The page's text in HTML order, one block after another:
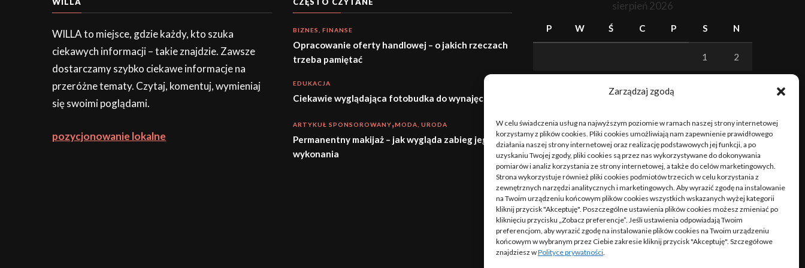
Zarządzaj zgodą
W celu świadczenia usług na najwyższym poziomie w ramach naszej strony internetowej
korzystamy z plików cookies. Pliki cookies umożliwiają nam zapewnienie prawidłowego
działania naszej strony internetowej oraz realizację podstawowych jej funkcji, a po
uzyskaniu Twojej zgody, pliki cookies są przez nas wykorzystywane do dokonywania
pomiarów i analiz korzystania ze strony internetowej, a także do celów marketingowych.
Strona wykorzystuje również pliki cookies podmiotów trzecich w celu korzystania z
zewnętrznych narzędzi analitycznych i marketingowych. Aby wyrazić zgodę na instalowanie
na Twoim urządzeniu końcowym plików cookies wszystkich wskazanych wyżej kategorii
kliknij przycisk "Akceptuję". Poszczególne ustawienia plików cookies możesz zmieniać po
kliknięciu przycisku „Zobacz preferencje”. Jeśli ustawienia odpowiadają Twoim
preferencjom, aby wyrazić zgodę na instalowanie plików cookies na Twoim urządzeniu
końcowym w wybranym przez Ciebie zakresie kliknij przycisk "Akceptuję". Szczegółowe
znajdziesz wPolityce prywatności.
WILLA to miejsce, gdzie każdy, kto szuka
ciekawych informacji – takie znajdzie. Zawsze
dostarczamy szybko ciekawe informacje na
przeróżne tematy. Czytaj, komentuj, wymieniaj
się swoimi poglądami.
pozycjonowanie lokalne
BIZNES, FINANSE
Opracowanie oferty handlowej – o jakich rzeczach
trzeba pamiętać
EDUKACJA
Ciekawie wyglądająca fotobudka do wynajęcia
ARTYKUŁ SPONSOROWANY MODA, URODA
Permanentny makijaż – jak wygląda zabieg jego
wykonania
sierpień 2026
P W Ś C P S N
1 2
17 18 19 20 21 22 23
24 25 26 27 28 29 30
31
« cze